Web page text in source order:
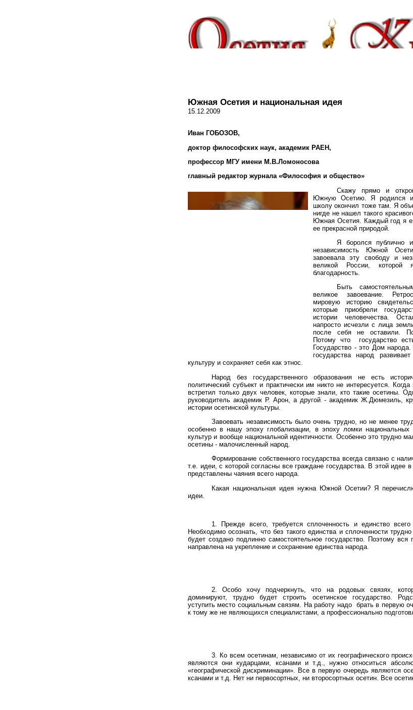
Южная Осетия и национальная идея
15.12.2009
Иван ГОБОЗОВ,
доктор философских наук, академик РАЕН,
профессор МГУ имени М.В.Ломоносова
главный редактор журнала «Философия и общество»
Скажу прямо и
Южную Осетию. Я родился
школу окончил тоже там. Я
нигде не нашел такого
Южная Осетия. Каждый год я
ее прекрасной природой.
Я боролся
независимость Южной
завоевала эту свободу и
великой России,
благодарность.
Быть
великое завоевание.
мировую историю
которые приобрели
истории человечества.
напросто исчезли с лица
после себя не оставили.
Потому что
государство
Государство - это Дом
государства народ
культуру и сохраняет себя как этнос.
Народ без государственного образования не есть
политический субъект и практически им никто не интересуется.
встретил только двух человек, которые знали, кто такие осетины.
руководитель академик Р. Арон, а другой - академик Ж.Дюмезиль,
истории осетинской культуры.
Завоевать независимость было очень трудно, но не менее
особенно в нашу эпоху глобализации, в эпоху ломки национальных
культур и вообще национальной идентичности. Особенно это трудно
осетины - малочисленный народ.
Формирование собственного государства всегда связано с
т.е. идеи, с которой согласны все граждане государства. В этой идее
представлены чаяния всего народа.
Какая национальная идея нужна Южной Осетии? Я
идеи.
1. Прежде всего, требуется сплоченность и единство
Необходимо осознать, что без такого единства и сплоченности
будет создано подлинно самостоятельное государство. Поэтому вся
направлена на укрепление и сохранение единства народа.
2. Особохочу подчеркнуть, что на родовых связях,
доминируют, трудно будет строить осетинское государство.
уступить место социальным связям. На работу надо брать в первую
к тому же не являющихся специалистами, а профессионально
3. Ко всем осетинам, независимо от их географического
являются они кударцами, ксанами и т.д., нужно относиться
«географической дискриминации». Все в первую очередь являются
ксанами и т.д. Нет ни первосортных, ни второсортных осетин. Все